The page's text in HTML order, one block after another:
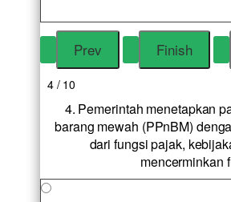
4 / 10
4. Pemerintah menetapkan
barang mewah (PPnBM)
dari fungsi pajak,
mencerminkan